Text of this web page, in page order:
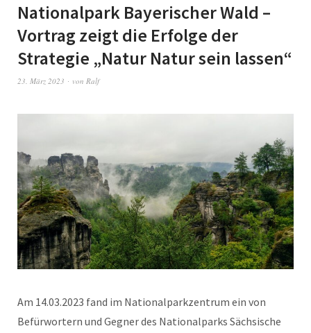
Nationalpark Bayerischer Wald –
Vortrag zeigt die Erfolge der
Strategie „Natur Natur sein lassen“
23. März 2023 von Ralf
Am 14.03.2023 fand im Nationalparkzentrum ein von
Befürwortern und Gegner des Nationalparks Sächsische